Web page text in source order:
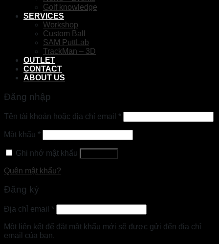
Golf knowledge
SERVICES
Workshop
Custom Ball
SAM PuttLab
TrackMan – 3D
OUTLET
CONTACT
ABOUT US
Đăng nhập
Tên tài khoản hoặc địa chỉ email *
Mật khẩu *
Ghi nhớ mật khẩu
Quên mật khẩu?
Đăng ký
Địa chỉ email *
Một liên kết để đặt mật khẩu mới sẽ được gửi đến địa chỉ
email của bạn.